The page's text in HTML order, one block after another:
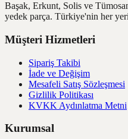
Başak, Erkunt, Solis ve
yedek parça. Türkiye'nin her
Müşteri Hizmetleri
Sipariş Takibi
İade ve Değişim
Mesafeli Satış Sözleşmesi
Gizlilik Politikası
KVKK Aydınlatma Metni
Kurumsal